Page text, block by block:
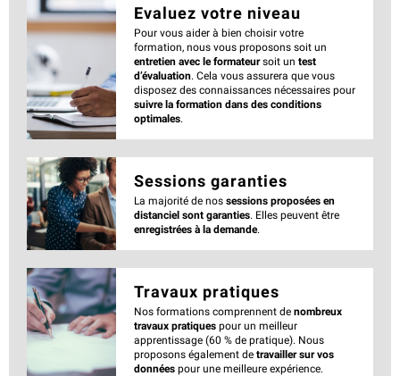
Evaluez votre niveau
Pour vous aider à bien choisir votre
formation, nous vous proposons soit un
entretien avec le formateursoit un test
d’évaluation. Cela vous assurera que vous
disposez des connaissances nécessaires pour
suivre la formation dans des conditions
optimales.
Sessions garanties
La majorité de nos sessions proposées en
distanciel sont garanties. Elles peuvent être
enregistrées à la demande.
Travaux pratiques
Nos formations comprennent de nombreux
travaux pratiques pour un meilleur
apprentissage (60 % de pratique). Nous
proposons également de travailler sur vos
données pour une meilleure expérience.